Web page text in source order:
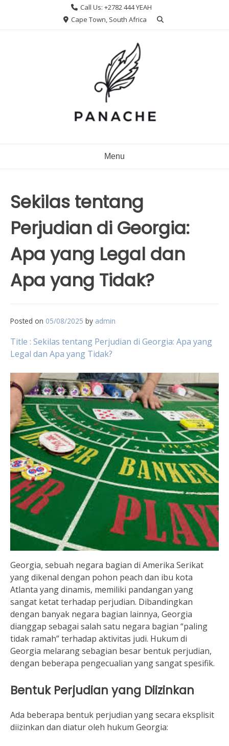
Call Us: +2782 444 YEAH
Cape Town, South Africa
Menu
Sekilas tentang
Perjudian di Georgia:
Apa yang Legal dan
Apa yang Tidak?
Posted on 05/08/2025 by admin
Title : Sekilas tentang Perjudian di Georgia: Apa yang
Legal dan Apa yang Tidak?
Georgia, sebuah negara bagian di Amerika Serikat
yang dikenal dengan pohon peach dan ibu kota
Atlanta yang dinamis, memiliki pandangan yang
sangat ketat terhadap perjudian. Dibandingkan
dengan banyak negara bagian lainnya, Georgia
dianggap sebagai salah satu negara bagian “paling
tidak ramah” terhadap aktivitas judi. Hukum di
Georgia melarang sebagian besar bentuk perjudian,
dengan beberapa pengecualian yang sangat spesifik.
Bentuk Perjudian yang Diizinkan
Ada beberapa bentuk perjudian yang secara eksplisit
diizinkan dan diatur oleh hukum Georgia: